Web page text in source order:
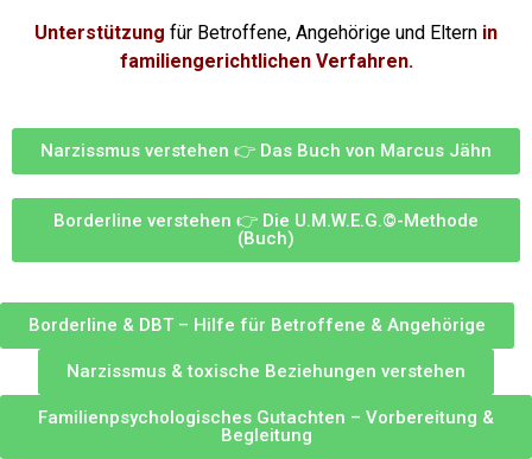
Unterstützung für Betroffene, Angehörige und Eltern in
familiengerichtlichen Verfahren.
Narzissmus verstehen 👉 Das Buch von Marcus Jähn
Borderline verstehen 👉 Die U.M.W.E.G.©-Methode
(Buch)
Borderline & DBT – Hilfe für Betroffene & Angehörige
Narzissmus & toxische Beziehungen verstehen
Familienpsychologisches Gutachten – Vorbereitung &
Begleitung